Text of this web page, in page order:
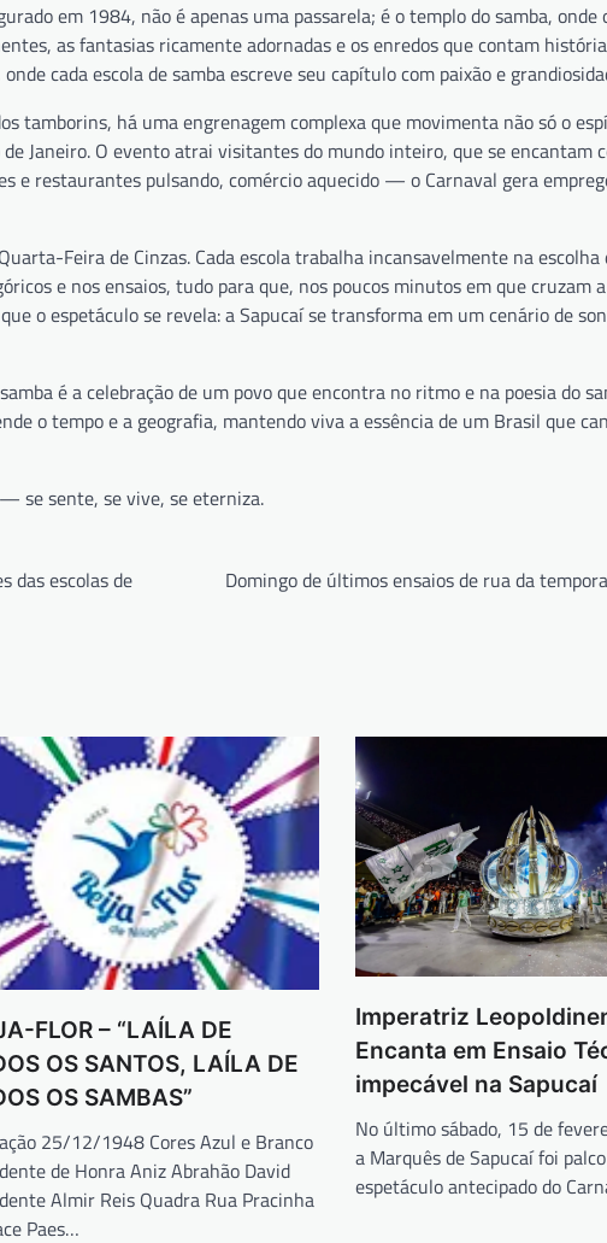
em 1984, não é apenas uma passarela; é o templo do samba, onde
as fantasias ricamente adornadas e os enredos que contam
cada escola de samba escreve seu capítulo com paixão e
tamborins, há uma engrenagem complexa que movimenta não só o
Janeiro. O evento atrai visitantes do mundo inteiro, que se encantam
e restaurantes pulsando, comércio aquecido — o Carnaval gera
Feira de Cinzas. Cada escola trabalha incansavelmente na escolha
e nos ensaios, tudo para que, nos poucos minutos em que cruzam
o espetáculo se revela: a Sapucaí se transforma em um cenário de
é a celebração de um povo que encontra no ritmo e na poesia do
o tempo e a geografia, mantendo viva a essência de um Brasil que
se sente, se vive, se eterniza.
das escolas de
Domingo de últimos ensaios de rua da
FLOR – “LAÍLA DE
OS SANTOS, LAÍLA DE
OS SAMBAS”
25/12/1948 Cores Azul e Branco
de Honra Aniz Abrahão David
Almir Reis Quadra Rua Pracinha
Paes…
Imperatriz
Encanta em Ensaio
impecável na Sapucaí
No último sábado, 15 de
a Marquês de Sapucaí foi
espetáculo antecipado do